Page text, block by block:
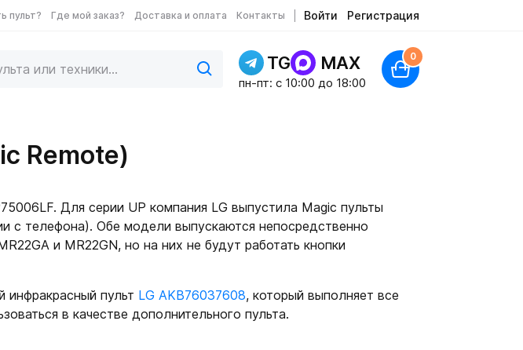
пульт? Где мой заказ? Доставка и оплата Контакты Войти Регистрация
TG MAX
пн-пт: c 10:00 до 18:00
0
Remote)
Для серии UP компания LG выпустила Magic пульты
с телефона). Обе модели выпускаются непосредственно
и MR22GN, но на них не будут работать кнопки
пульт LG AKB76037608, который выполняет все
в качестве дополнительного пульта.